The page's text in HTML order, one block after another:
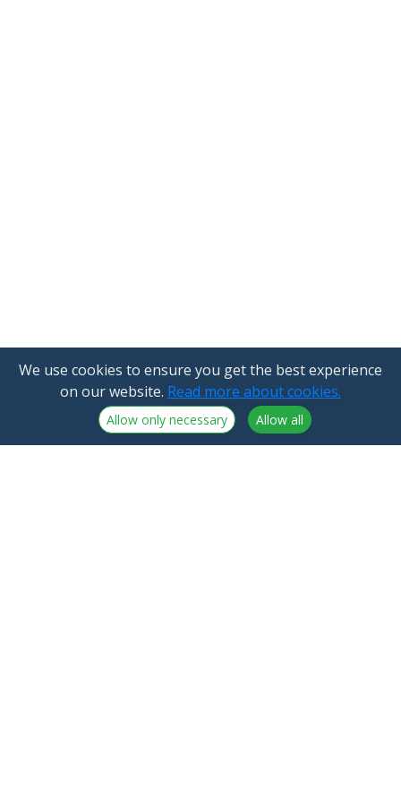
We use cookies to ensure you get the best experience
on our website. Read more about cookies.
Allow only necessary Allow all